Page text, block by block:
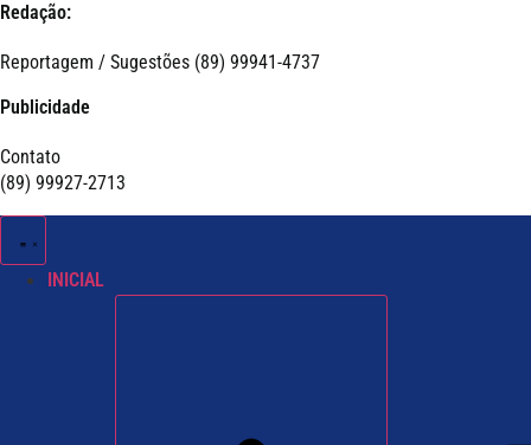
Redação:
Reportagem / Sugestões (89) 99941-4737
Publicidade
Contato
(89) 99927-2713
INICIAL